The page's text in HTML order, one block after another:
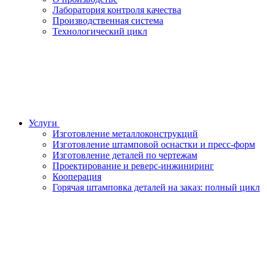
Лаборатория контроля качества
Производственная система
Технологический цикл
Услуги
Изготовление металлоконструкций
Изготовление штамповой оснастки и пресс-форм
Изготовление деталей по чертежам
Проектирование и реверс-инжиниринг
Кооперация
Горячая штамповка деталей на заказ: полный цикл